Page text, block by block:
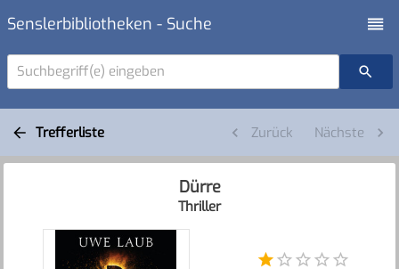
Senslerbibliotheken - Suche
Suchbegriff(e) eingeben
Trefferliste Zurück Nächste
Dürre
Thriller